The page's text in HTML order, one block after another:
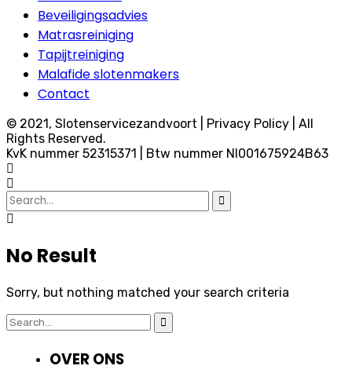
Beveiligingsadvies
Matrasreiniging
Tapijtreiniging
Malafide slotenmakers
Contact
© 2021, Slotenservicezandvoort | Privacy Policy | All
Rights Reserved.
KvK nummer 52315371 | Btw nummer Nl001675924B63
Search
for:
No Result
Sorry, but nothing matched your search criteria
Search
for:
OVER ONS